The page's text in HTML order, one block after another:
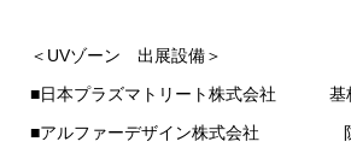
＜UVゾーン 出展設備＞
■日本プラズマトリート株式会社 基
■アルファーデザイン株式会社 防